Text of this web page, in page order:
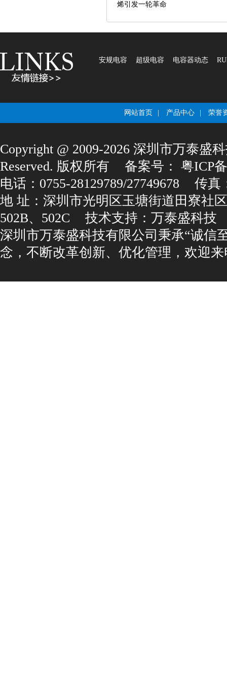
烯引发一轮革命
安规电容 超级电容 电容器动态
网站首页 产品中心 荣誉
Copyright@2009-2026深圳市万泰盛
Reserved.版权所有
备案号：
粤ICP
电话：0755-28129789/27749678
传真
地址：深圳市光明区玉塘街道田寮社
502B、502C
技术支持： 万泰盛科技
深圳市万泰盛科技有限公司秉承“诚信
念，不断改革创新、优化管理，欢迎